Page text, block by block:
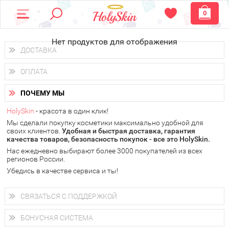
0
Нет продуктов для отображения
ДОСТАВКА
Доставка осуществляетсяпо всем городам России.
Вы можете выбрать доставку курьером, Почтой России или
получить заказ в пунктах выдачи PickPoint или пункте
самовывоза.
В 20 городах России доставка осуществляется ужена
следующий день.
у Вас всегда есть возможность получитьбесплатную
доставку от HolySkin.
подробнее об условиях доставки и оплаты в Вашем городе
ОПЛАТА
Вы можете оплатить свой заказ любым удобным способом:
наличными деньгами (
через интернет-банк (Альфа-банк, Сбербанк) и другими
электронными способами.
ПОЧЕМУ МЫ
HolySkin - красота в один клик!
Мы сделали покупку косметики максимально удобной для
своих клиентов. Удобная и быстрая доставка, гарантия
качества товаров, безопасность покупок - все это HolySkin.
Нас ежедневно выбирают более 3000 покупателей из всех
регионов России.
Убедись в качестве сервиса и ты!
СВЯЗАТЬСЯ С ПОДДЕРЖКОЙ
+7 (800) 707-24-55
Мы будем рады ответить на все Ваши вопросы по работе
магазина, проконсультировать по товарам, рассказать о
БОНУСНАЯ СИСТЕМА